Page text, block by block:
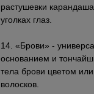
растушевки
уголках глаз.
14. «Брови» -
основанием и
тела брови цветом
волосков.